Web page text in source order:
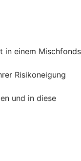
in einem Mischfonds
Risikoneigung
und in diese